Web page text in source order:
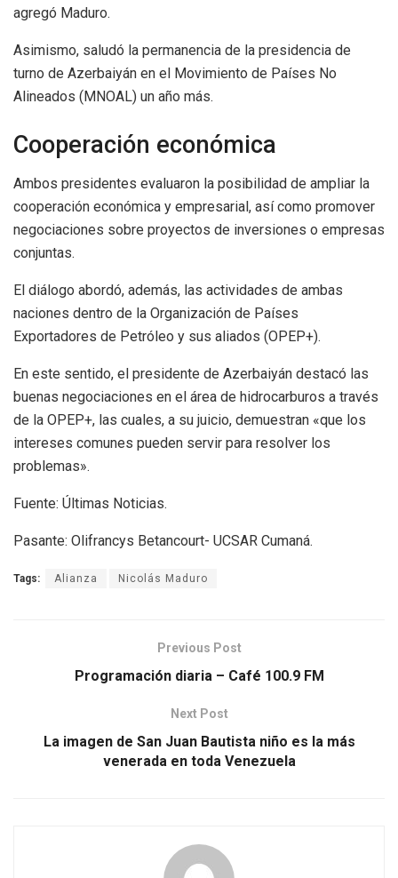
agregó Maduro.
Asimismo, saludó la permanencia de la presidencia de
turno de Azerbaiyán en el Movimiento de Países No
Alineados (MNOAL) un año más.
Cooperación económica
Ambos presidentes evaluaron la posibilidad de ampliar la
cooperación económica y empresarial, así como promover
negociaciones sobre proyectos de inversiones o empresas
conjuntas.
El diálogo abordó, además, las actividades de ambas
naciones dentro de la Organización de Países
Exportadores de Petróleo y sus aliados (OPEP+).
En este sentido, el presidente de Azerbaiyán destacó las
buenas negociaciones en el área de hidrocarburos a través
de la OPEP+, las cuales, a su juicio, demuestran «que los
intereses comunes pueden servir para resolver los
problemas».
Fuente: Últimas Noticias.
Pasante: Olifrancys Betancourt- UCSAR Cumaná.
Tags: Alianza Nicolás Maduro
Previous Post
Programación diaria – Café 100.9 FM
Next Post
La imagen de San Juan Bautista niño es la más
venerada en toda Venezuela